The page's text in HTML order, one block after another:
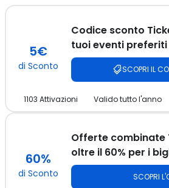
5€
di Sconto
Codice sconto
tuoi eventi preferiti
In occasione del tuo compleanno
spettacoli, mostre ed eventi preferiti!
SCOPRI IL
1103 Attivazioni Valido tutto l'anno
60%
di Sconto
Offerte combinate
oltre il 60% per i
SCOPRI